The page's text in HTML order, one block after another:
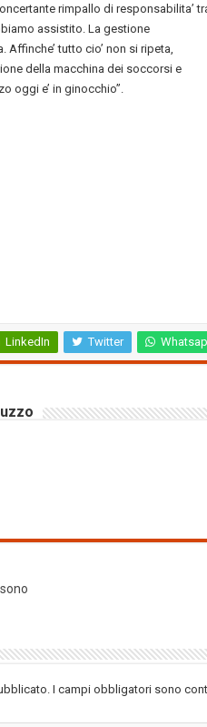
rimpallo di responsabilita’
assistito. La gestione
Affinche’ tutto cio’ non si ripeta,
della macchina dei soccorsi e
oggi e’ in ginocchio”.
LinkedIn Twitter
I campi obbligatori sono